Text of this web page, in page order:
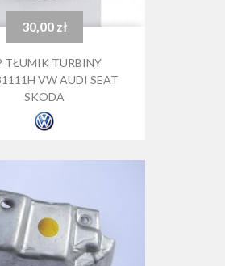
Cena30,00 zł
TŁUMIK TURBINY
VW AUDI SEAT
SKODA